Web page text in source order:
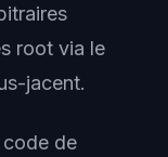
root via le
jacent.
de